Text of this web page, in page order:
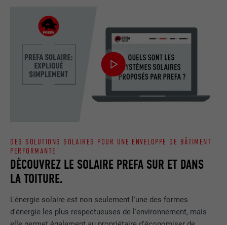
DÉCOUVREZ LE SOLAIRE PREFA SUR ET DANS
LA TOITURE.
DES SOLUTIONS SOLAIRES POUR UNE ENVELOPPE DE BÂTIMENT
PERFORMANTE
L'énergie solaire est non seulement l'une des formes
d'énergie les plus respectueuses de l'environnement, mais